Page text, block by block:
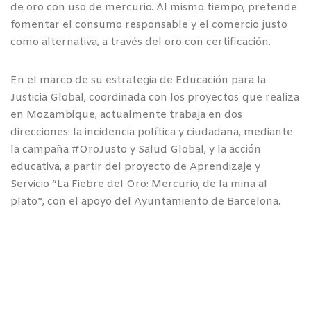
de oro con uso de mercurio. Al mismo tiempo, pretende
fomentar el consumo responsable y el comercio justo
como alternativa, a través del oro con certificación.
En el marco de su estrategia de Educación para la
Justicia Global, coordinada con los proyectos que realiza
en Mozambique, actualmente trabaja en dos
direcciones: la incidencia política y ciudadana, mediante
la campaña #OroJusto y Salud Global, y la acción
educativa, a partir del proyecto de Aprendizaje y
Servicio “La Fiebre del Oro: Mercurio, de la mina al
plato”, con el apoyo del Ayuntamiento de Barcelona.